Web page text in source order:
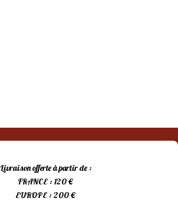
Livraison offerte à partir de :
FRANCE : 120 €
EUROPE : 200 €